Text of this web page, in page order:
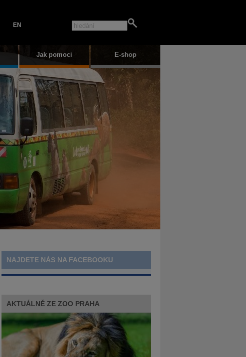
EN
Jak pomoci E-shop
NAJDETE NÁS NA FACEBOOKU
AKTUÁLNĚ ZE ZOO PRAHA